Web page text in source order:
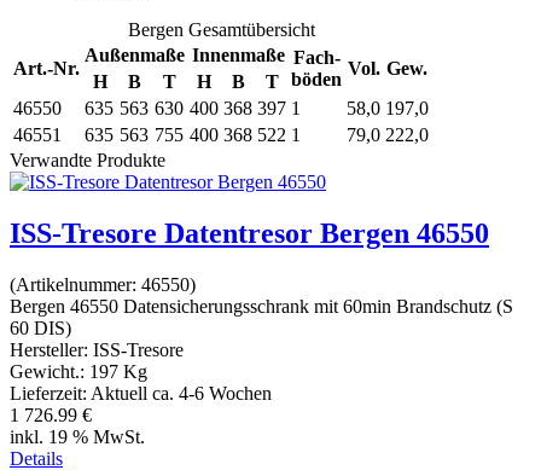
Bergen Gesamtübersicht
Art.-Nr.
Außenmaße Innenmaße Fach-
böden
Vol. Gew.
H B T H B
T
46550
635 563 630 400 368 397 1 58,0 197,0
46551
635 563 755 400 368 522 1 79,0 222,0
Verwandte Produkte
ISS-Tresore Datentresor Bergen 46550
(Artikelnummer: 46550)
Bergen 46550 Datensicherungsschrank mit 60min Brandschutz (S
60 DIS)
Hersteller: ISS-Tresore
Gewicht.: 197 Kg
Lieferzeit: Aktuell ca. 4-6 Wochen
1 726.99 €
inkl. 19 % MwSt.
Details